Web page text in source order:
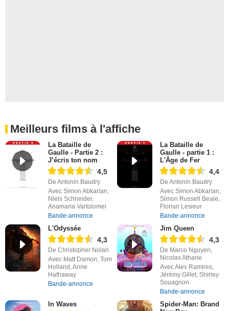
Meilleurs films à l'affiche
La Bataille de
Gaulle - Partie 2 :
J’écris ton nom
4,5
De Antonin Baudry
Avec Simon Abkarian,
Niels Schneider,
Anamaria Vartolomei
Bande-annonce
La Bataille de
Gaulle - partie 1 :
L'Âge de Fer
4,4
De Antonin Baudry
Avec Simon Abkarian,
Simon Russell Beale,
Florian Lesieur
Bande-annonce
L'Odyssée
4,3
De Christopher Nolan
Avec Matt Damon, Tom
Holland, Anne
Hathaway
Bande-annonce
Jim Queen
4,3
De Marco Nguyen,
Nicolas Athane
Avec Alex Ramires,
Jérémy Gillet, Shirley
Souagnon
Bande-annonce
In Waves
Spider-Man: Brand